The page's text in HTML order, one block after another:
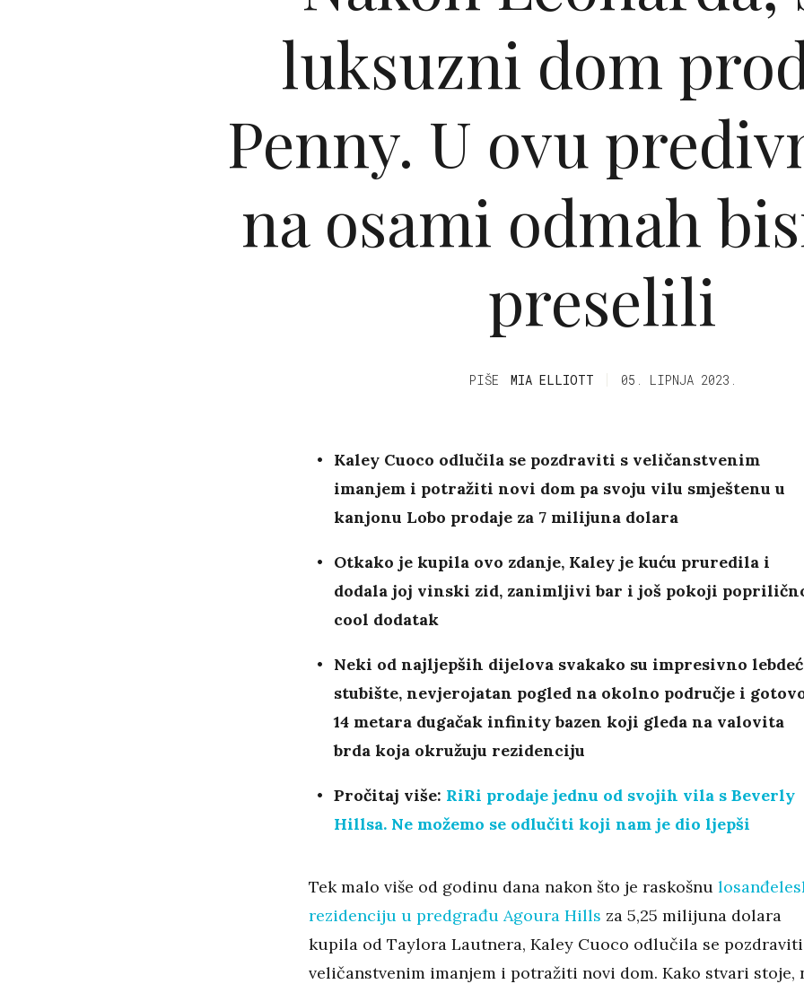
luksuzni dom
Penny. U ovu
na osami odmah
preselili
PIŠE MIA ELLIOTT 05. LIPNJA 2023.
Kaley Cuoco odlučila se pozdraviti s veličanstvenim
imanjem i potražiti novi dom pa svoju vilu smještenu u
kanjonu Lobo prodaje za 7 milijuna dolara
Otkako je kupila ovo zdanje, Kaley je kuću pruredila i
dodala joj vinski zid, zanimljivi bar i još pokoji
cool dodatak
Neki od najljepših dijelova svakako su impresivno
stubište, nevjerojatan pogled na okolno područje i
14 metara dugačak infinity bazen koji gleda na valovita
brda koja okružuju rezidenciju
Pročitaj više: RiRi prodaje jednu od svojih vila s Beverly
Hillsa. Ne možemo se odlučiti koji nam je dio ljepši
Tek malo više od godinu dana nakon što je raskošnu
rezidenciju u predgrađu Agoura Hills za 5,25 milijuna dolara
kupila od Taylora Lautnera, Kaley Cuoco odlučila se
veličanstvenim imanjem i potražiti novi dom. Kako stvari stoje,